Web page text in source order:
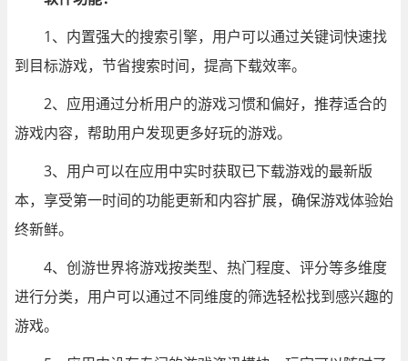
1、内置强大的搜索引擎，用户可以通过关键词快速找
到目标游戏，节省搜索时间，提高下载效率。
2、应用通过分析用户的游戏习惯和偏好，推荐适合的
游戏内容，帮助用户发现更多好玩的游戏。
3、用户可以在应用中实时获取已下载游戏的最新版
本，享受第一时间的功能更新和内容扩展，确保游戏体验始
终新鲜。
4、创游世界将游戏按类型、热门程度、评分等多维度
进行分类，用户可以通过不同维度的筛选轻松找到感兴趣的
游戏。